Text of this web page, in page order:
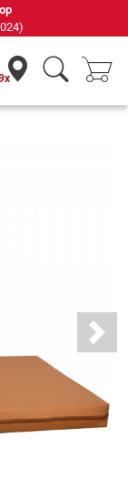
Next